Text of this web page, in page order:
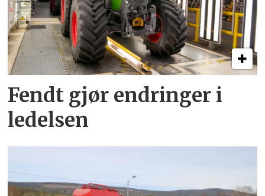
Fendt gjør endringer i
ledelsen